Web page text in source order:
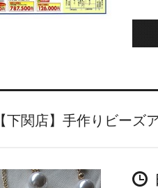
【下関店】手作りビーズ